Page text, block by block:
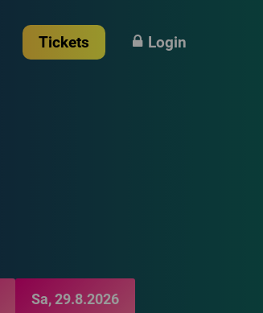
Tickets Login
Sa, 29.8.2026